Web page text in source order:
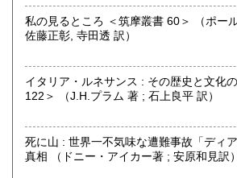
沿線名：-
最寄駅：-
営業時間：13:00-19:00 (本は倉庫にあ
覧ください)
定休日：なし
私の見るところ ＜筑摩叢書 60＞ （ポール・ヴァレリー 著 ;
佐藤正彰, 寺田透 訳）
イタリア・ルネサンス : その歴史と文化
122＞ （J.H.プラム 著 ; 石上良平 訳）
死に山 : 世界一不気味な遭難事故「ディ
真相 （ドニー・アイカー著 ; 安原和見訳）